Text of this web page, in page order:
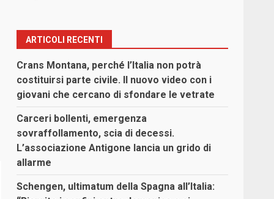
ARTICOLI RECENTI
Crans Montana, perché l’Italia non potrà
costituirsi parte civile. Il nuovo video con i
giovani che cercano di sfondare le vetrate
Carceri bollenti, emergenza
sovraffollamento, scia di decessi.
L’associazione Antigone lancia un grido di
allarme
Schengen, ultimatum della Spagna all’Italia: